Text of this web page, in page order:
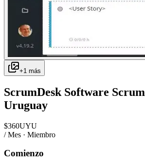
+1 más
ScrumDesk Software Scrum
Uruguay
$360UYU
/ Mes · Miembro
Comienzo